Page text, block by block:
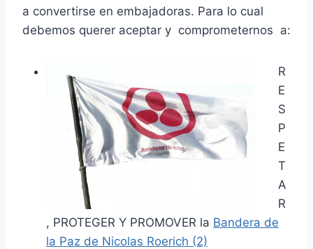
a convertirse en embajadoras. Para lo cual
debemos querer aceptar y comprometernos a:
R
E
S
P
E
T
A
R
, PROTEGER Y PROMOVER la Bandera de
la Paz de Nicolas Roerich (2)